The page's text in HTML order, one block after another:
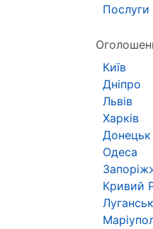
Послуги
Київ
Дніпро
Львів
Харків
Донецьк
Одеса
Кривий
Луганськ